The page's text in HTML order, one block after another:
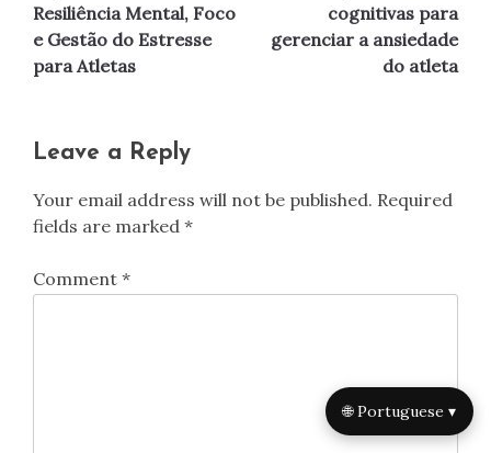
Resiliência Mental, Foco
e Gestão do Estresse
para Atletas
cognitivas para
gerenciar a ansiedade
do atleta
Leave a Reply
Your email address will not be published. Required
fields are marked *
Comment *
🌐 Portuguese ▾